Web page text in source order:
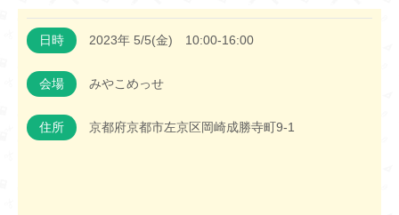
日時 2023年 5/5(金) 10:00-16:00
会場 みやこめっせ
住所 京都府京都市左京区岡崎成勝寺町9-1